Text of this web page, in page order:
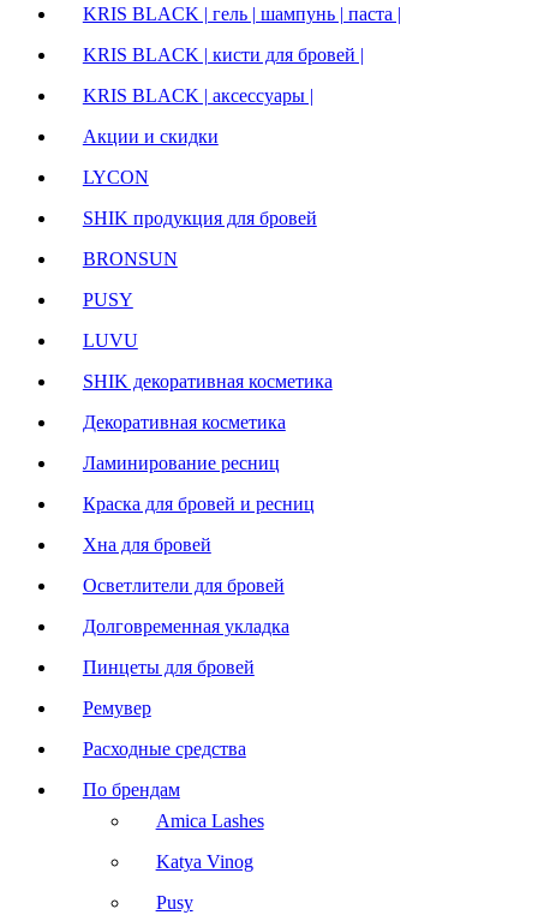
KRIS BLACK | гель | шампунь | паста |
KRIS BLACK | кисти для бровей |
KRIS BLACK | аксессуары |
Акции и скидки
LYCON
SHIK продукция для бровей
BRONSUN
PUSY
LUVU
SHIK декоративная косметика
Декоративная косметика
Ламинирование ресниц
Краска для бровей и ресниц
Хна для бровей
Осветлители для бровей
Долговременная укладка
Пинцеты для бровей
Ремувер
Расходные средства
По брендам
Amica Lashes
Katya Vinog
Pusy